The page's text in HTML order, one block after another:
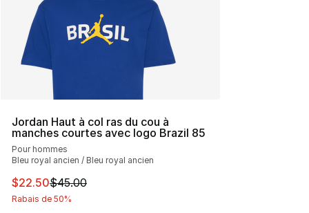
Jordan Haut à col ras du cou à
manches courtes avec logo Brazil 85
Pour hommes
Bleu royal ancien / Bleu royal ancien
Cet article est en solde. Le prix est passé de $45.00 à
$22.50$45.00
Rabais de 50%